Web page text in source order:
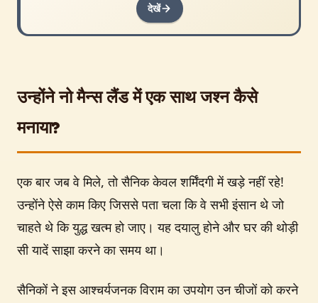
देखें
उन्होंने नो मैन्स लैंड में एक साथ जश्न कैसे
मनाया?
एक बार जब वे मिले, तो सैनिक केवल शर्मिंदगी में खड़े नहीं रहे!
उन्होंने ऐसे काम किए जिससे पता चला कि वे सभी इंसान थे जो
चाहते थे कि युद्ध खत्म हो जाए। यह दयालु होने और घर की थोड़ी
सी यादें साझा करने का समय था।
सैनिकों ने इस आश्चर्यजनक विराम का उपयोग उन चीजों को करने